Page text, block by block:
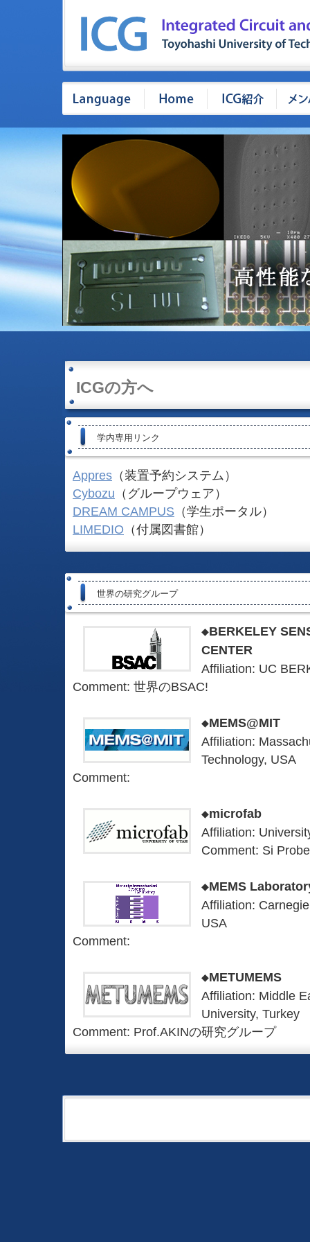
ICGの方へ
学内専用リンク
Appres （装置予約システム）
Cybozu （グループウェア）
DREAM CAMPUS （学生ポータル）
LIMEDIO （付属図書館）
世界の研究グループ
◆BERKELEY
CENTER
Affiliation: UC
Comment: 世界のBSAC!
◆MEMS@MIT
Affiliation:
Technology, USA
Comment:
◆microfab
Affiliation:
Comment: Si
◆MEMS
Affiliation:
USA
Comment:
◆METUMEMS
Affiliation: Middle
University, Turkey
Comment: Prof.AKINの研究グループ